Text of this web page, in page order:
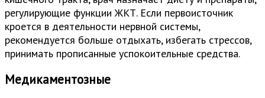
регулирующие функции ЖКТ. Если первоисточник
кроется в деятельности нервной системы,
рекомендуется больше отдыхать, избегать стрессов,
принимать прописанные успокоительные средства.
Медикаментозные